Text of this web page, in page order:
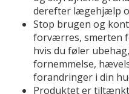
derefter lægehjælp
Stop brugen og
forværres, smerten
hvis du føler
fornemmelse,
forandringer i din
Produktet er